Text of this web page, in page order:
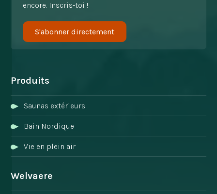
encore. Inscris-toi !
S'abonner directement
Produits
Saunas extérieurs
Bain Nordique
Vie en plein air
Welvaere